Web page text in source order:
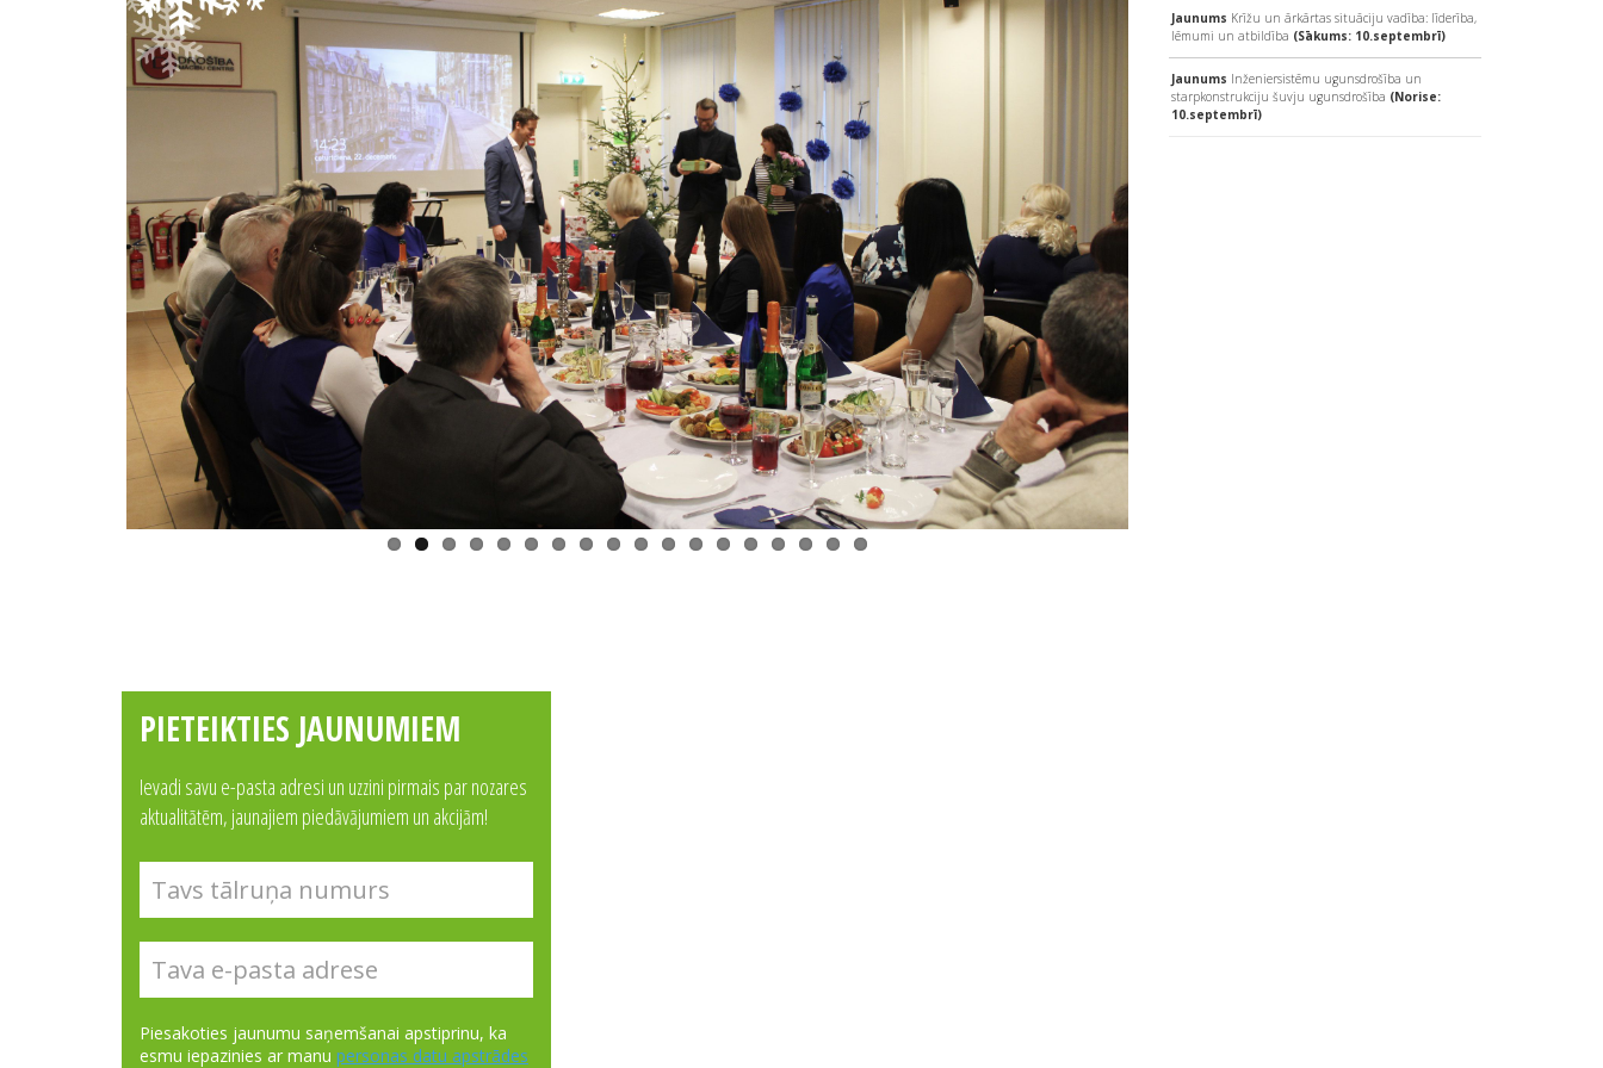
Jaunums Krīžu un ārkārtas situāciju vadība: līderība,
lēmumi un atbildība (Sākums: 10.septembrī)
Jaunums Inženiersistēmu ugunsdrošība un
starpkonstrukciju šuvju ugunsdrošība (Norise:
10.septembrī)
PIETEIKTIES JAUNUMIEM
Ievadi savu e-pasta adresi un uzzini pirmais par nozares
aktualitātēm, jaunajiem piedāvājumiem un akcijām!
Piesakoties jaunumu saņemšanai apstiprinu, ka
esmu iepazinies ar manu personas datu apstrādes